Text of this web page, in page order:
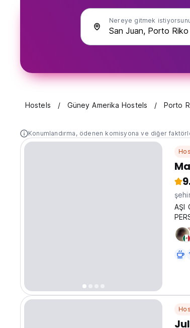
Nereye gitmek
Hostels Güney Amerika Hostels Porto
Konumlandırma, ödenen komisyona ve diğer
AŞI